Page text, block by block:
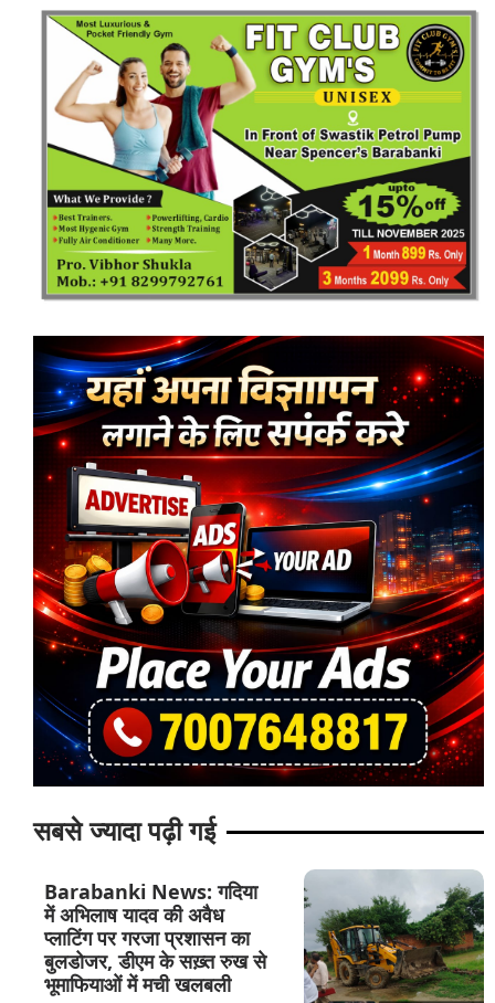
सबसे ज्यादा पढ़ी गई
Barabanki News: गदिया
में अभिलाष यादव की अवैध
प्लाटिंग पर गरजा प्रशासन का
बुलडोजर, डीएम के सख़्त रुख से
भूमाफियाओं में मची खलबली